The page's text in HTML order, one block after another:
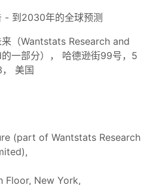
- 到2030年的全球预测
（Wantstats Research and
一部分）， 哈德逊街99号，5
美国
(part of Wantstats Research
Floor, New York,